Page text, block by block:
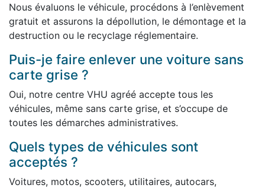
Nous évaluons le véhicule, procédons à l’enlèvement
gratuit et assurons la dépollution, le démontage et la
destruction ou le recyclage réglementaire.
Puis-je faire enlever une voiture sans
carte grise ?
Oui, notre centre VHU agréé accepte tous les
véhicules, même sans carte grise, et s’occupe de
toutes les démarches administratives.
Quels types de véhicules sont
acceptés ?
Voitures, motos, scooters, utilitaires, autocars,